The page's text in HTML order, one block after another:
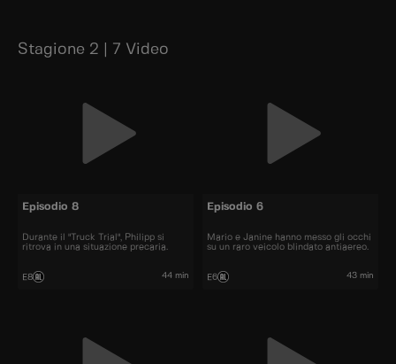
Stagione 2 | 7 Video
Episodio 8
Durante il "Truck Trial", Philipp si
ritrova in una situazione precaria.
E8 44 min
Episodio 6
Mario e Janine hanno messo gli occhi
su un raro veicolo blindato antiaereo.
E6 43 min